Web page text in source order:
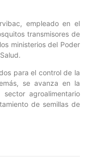
empleado en el
transmisores de
ministerios del Poder
para el control de la
se avanza en la
agroalimentario
de semillas de